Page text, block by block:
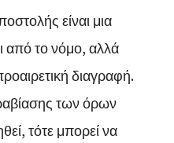
είναι μια
από το νόμο, αλλά
διαγραφή.
των όρων
τότε μπορεί να